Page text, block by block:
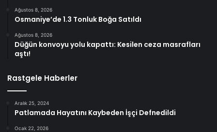
Ağustos 8, 2026
Osmaniye’de 1.3 Tonluk Boğa Satıldı
Ağustos 8, 2026
Düğün konvoyu yolu kapattı: Kesilen ceza masrafları
aştı!
Rastgele Haberler
Aralık 25, 2024
Patlamada Hayatını Kaybeden İşçi Defnedildi
Ocak 22, 2026